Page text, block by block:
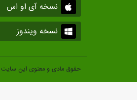
نسخه آی او اس
نسخه ویندوز
حقوق مادی و معنوی این